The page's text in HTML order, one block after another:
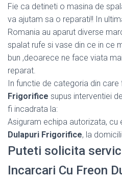
Fie ca detineti o masina de
va ajutam sa o reparati!! In
Romania au aparut diverse
spalat rufe si vase din ce in ce
bun ,deoarece ne face viata
reparat.
In functie de categoria din care
Frigorifice supus interventiei
fi incadrata la:
Asiguram echipa autorizata, cu
Dulapuri Frigorifice, la
Puteti solicita
Incarcari Cu Freon